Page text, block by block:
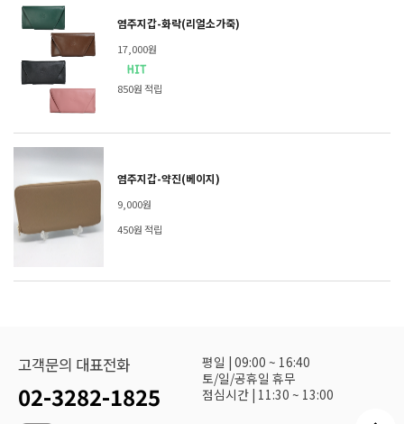
염주지갑-화락(리얼소가죽)
17,000원
850원 적립
염주지갑-약진(베이지)
9,000원
450원 적립
고객문의 대표전화
02-3282-1825
평일 | 09:00 ~ 16:40
토/일/공휴일 휴무
점심시간 | 11:30 ~ 13:00